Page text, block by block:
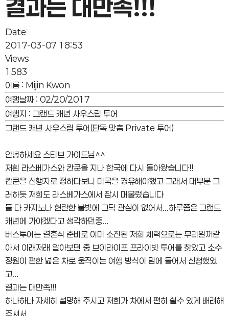
결과는 대만족!!!
Date
2017-03-07 18:53
Views
1583
이름 : Mijin Kwon
여행날짜 : 02/20/2017
여행지 : 그랜드 캐년 사우스림 투어
그랜드 캐년 사우스림 투어(단독 맞춤 Private 투어)
안녕하세요 스티브 가이드님^^
저흰 라스베가스와 칸쿤을 지나 한국에 다시 돌아왔습니다!!
칸쿤을 신행지로 정하다보니 미국을 경유해야했고 그래서 대부분 그
러하듯 저희도 라스베가스에서 잠시 머물렀습니다
둘 다 카지노나 현란한 불빛에 그닥 관심이 없어서...하루쯤은 그랜드
캐년에 가야겠다고 생각하던중...
버스투어는 결혼식 준비로 이미 소진된 저희 체력으로는 무리일꺼같
아서 이래저래 알아보던 중 브이라이프 프라이빗 투어를 찾았고 소수
정원이 편한 넓은 차로 움직이는 여행 방식이 맘에 들어서 신청했었
고...
결과는 대만족!!!
하나하나 자세히 설명해 주시고 저희가 차에서 편히 쉴수 있게 배려해
주셔서...